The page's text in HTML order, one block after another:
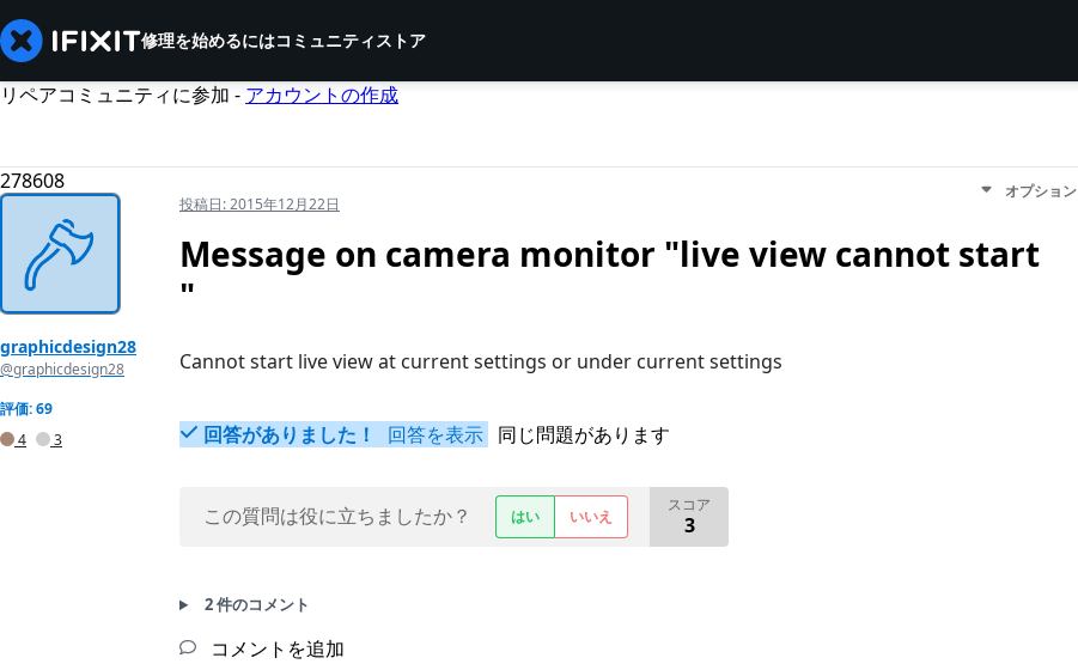
修理を始めるにはコミュニティストア
リペアコミュニティに参加 - アカウントの作成
278608
graphicdesign28
@graphicdesign28
評価: 69
4
3
投稿日:2015年12月22日
オプション
Message on camera monitor "live view cannot start
"
Cannot start live view at current settings or under current settings
回答がありました！ 回答を表示 同じ問題があります
この質問は役に立ちましたか？ はい いいえ
スコア
3
2 件のコメント
コメントを追加